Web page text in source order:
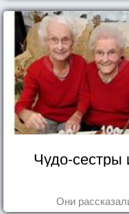
Чудо-сестры
Они